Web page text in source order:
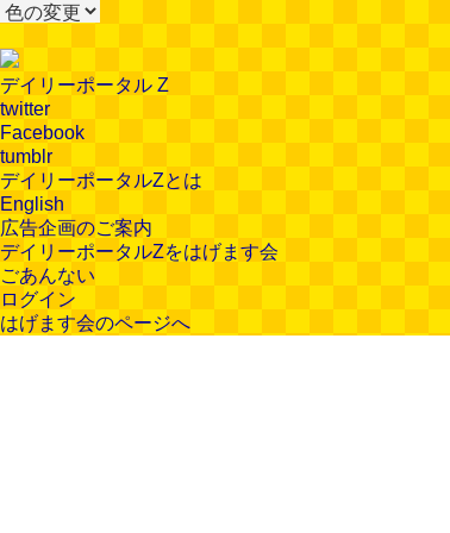
デイリーポータル Z
twitter
Facebook
tumblr
デイリーポータルZとは
English
広告企画のご案内
デイリーポータルZをはげます会
ごあんない
ログイン
はげます会のページへ